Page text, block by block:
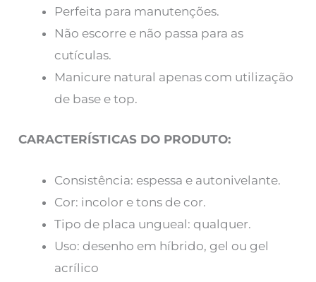
Perfeita para manutenções.
Não escorre e não passa para as
cutículas.
Manicure natural apenas com utilização
de base e top.
CARACTERÍSTICAS DO PRODUTO:
Consistência: espessa e autonivelante.
Cor: incolor e tons de cor.
Tipo de placa ungueal: qualquer.
Uso: desenho em híbrido, gel ou gel
acrílico